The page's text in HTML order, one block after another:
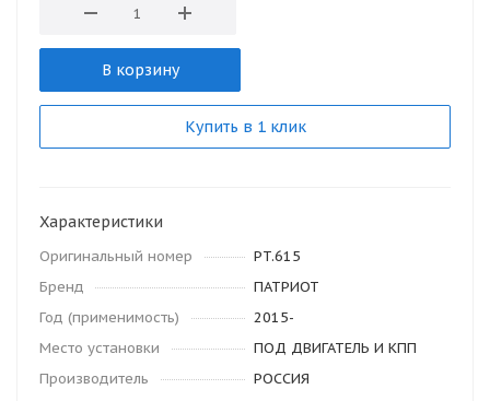
В корзину
Купить в 1 клик
Характеристики
Оригинальный номер
PT.615
Бренд
ПАТРИОТ
Год (применимость)
2015-
Место установки
ПОД ДВИГАТЕЛЬ И КПП
Производитель
РОССИЯ